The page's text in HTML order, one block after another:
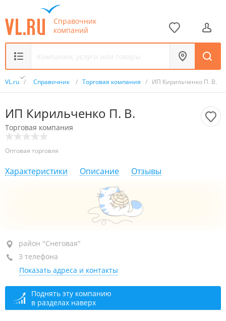
Справочник
компаний
VL.ru / Справочник / Торговая компания / ИП Кирильченко П. В.
ИП Кирильченко П. В.
Торговая компания
Оптовая торговля
Характеристики Описание Отзывы
район "Снеговая", ул. Снеговая, 13Г
+7 902 556-41-10
+7 (423) 256-33-45
+7 904 624-56-34
сегодня закрыто
район "Снеговая"
3 телефона
Показать адреса и контакты
Поднять эту компанию
в разделах наверх